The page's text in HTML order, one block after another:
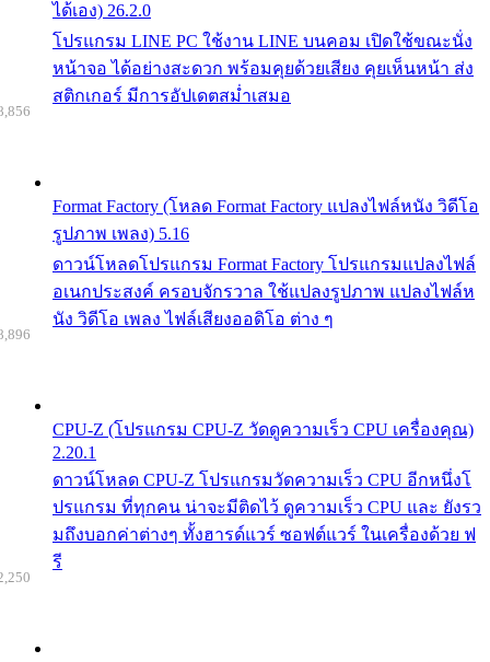
ได้เอง) 26.2.0
โปรแกรม LINE PC ใช้งาน LINE บนคอม เปิดใช้ขณะนั่ง
หน้าจอ ได้อย่างสะดวก พร้อมคุยด้วยเสียง คุยเห็นหน้า ส่ง
สติกเกอร์ มีการอัปเดตสม่ำเสมอ
Format Factory (โหลด Format Factory แปลงไฟล์หนัง วิดีโอ
รูปภาพ เพลง) 5.16
ดาวน์โหลดโปรแกรม Format Factory โปรแกรมแปลงไฟล์
อเนกประสงค์ ครอบจักรวาล ใช้แปลงรูปภาพ แปลงไฟล์ห
นัง วิดีโอ เพลง ไฟล์เสียงออดิโอ ต่าง ๆ
CPU-Z (โปรแกรม CPU-Z วัดดูความเร็ว CPU เครื่องคุณ)
2.20.1
ดาวน์โหลด CPU-Z โปรแกรมวัดความเร็ว CPU อีกหนึ่งโ
ปรแกรม ที่ทุกคน น่าจะมีติดไว้ ดูความเร็ว CPU และ ยังรว
มถึงบอกค่าต่างๆ ทั้งฮารด์แวร์ ซอฟต์แวร์ ในเครื่องด้วย ฟ
รี